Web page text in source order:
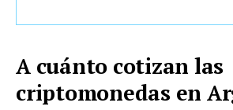
A cuánto cotizan las
criptomonedas en